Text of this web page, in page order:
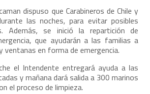
dispuso que Carabineros de Chile y
las noches, para evitar posibles
Además, se inició la repartición de
que ayudarán a las familias a
ventanas en forma de emergencia.
el Intendente entregará ayuda a las
y mañana dará salida a 300 marinos
el proceso de limpieza.